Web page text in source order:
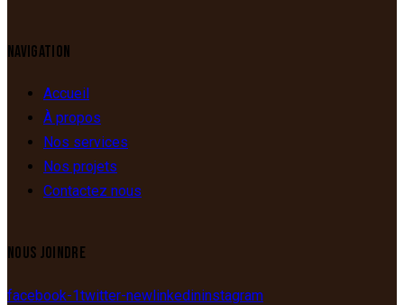
NAVIGATION
Accueil
À propos
Nos services
Nos projets
Contactez nous
NOUS JOINDRE
facebook-1twitter-newlinkedininstagram